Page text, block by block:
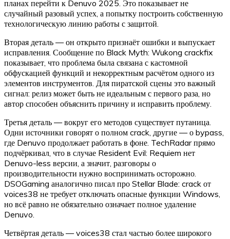
планах перейти к Denuvo 2025. Это показывает не
случайный разовый успех, а попытку построить собственную
технологическую линию работы с защитой.
Вторая деталь — он открыто признаёт ошибки и выпускает
исправления. Сообщение по Black Myth: Wukong crackfix
показывает, что проблема была связана с кастомной
обфускацией функций и некорректным расчётом одного из
элементов инструментов. Для пиратской сцены это важный
сигнал: релиз может быть не идеальным с первого раза, но
автор способен объяснить причину и исправить проблему.
Третья деталь — вокруг его методов существует путаница.
Одни источники говорят о полном crack, другие — о bypass,
где Denuvo продолжает работать в фоне. TechRadar прямо
подчёркивал, что в случае Resident Evil: Requiem нет
Denuvo-less версии, а значит, разговоры о
производительности нужно воспринимать осторожно.
DSOGaming аналогично писал про Stellar Blade: crack от
voices38 не требует отключать опасные функции Windows,
но всё равно не обязательно означает полное удаление
Denuvo.
Четвёртая деталь — voices38 стал частью более широкого